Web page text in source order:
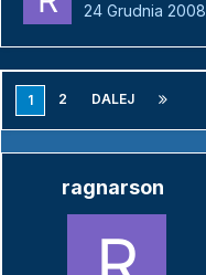
24 Grudnia 2008
1 2 DALEJ
ragnarson